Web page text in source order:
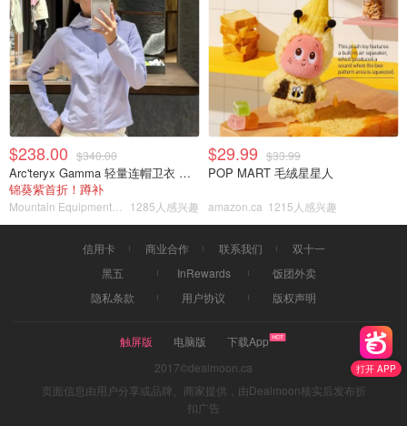
打开 APP
$238.00 $340.00
Arc'teryx Gamma 轻量连帽卫衣 女款
锦葵紫首折！蹲补
1285人感兴趣
$29.99 $33.99
POP MART 毛绒星星人
amazon.ca 1215人感兴趣
信用卡 商业合作 联系我们
双十一
黑五
InRewards
饭团外卖
隐私条款
用户协议 版权声明
触屏版 电脑版
下载App
2017©dealmoon.ca
页面信息由用户分享或品牌、商家提供，由Dealmoon核实后发布折
扣广告